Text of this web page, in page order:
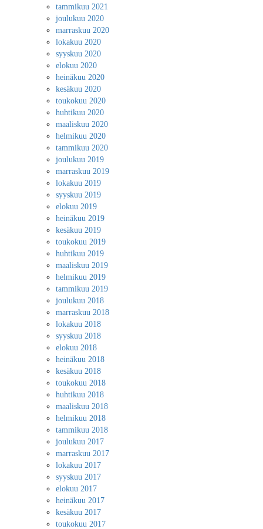
tammikuu 2021
joulukuu 2020
marraskuu 2020
lokakuu 2020
syyskuu 2020
elokuu 2020
heinäkuu 2020
kesäkuu 2020
toukokuu 2020
huhtikuu 2020
maaliskuu 2020
helmikuu 2020
tammikuu 2020
joulukuu 2019
marraskuu 2019
lokakuu 2019
syyskuu 2019
elokuu 2019
heinäkuu 2019
kesäkuu 2019
toukokuu 2019
huhtikuu 2019
maaliskuu 2019
helmikuu 2019
tammikuu 2019
joulukuu 2018
marraskuu 2018
lokakuu 2018
syyskuu 2018
elokuu 2018
heinäkuu 2018
kesäkuu 2018
toukokuu 2018
huhtikuu 2018
maaliskuu 2018
helmikuu 2018
tammikuu 2018
joulukuu 2017
marraskuu 2017
lokakuu 2017
syyskuu 2017
elokuu 2017
heinäkuu 2017
kesäkuu 2017
toukokuu 2017